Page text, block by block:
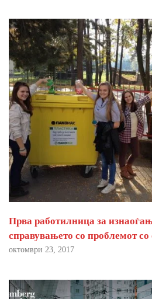
Прва работилница за
справувањето со проблемот со
октомври 23, 2017